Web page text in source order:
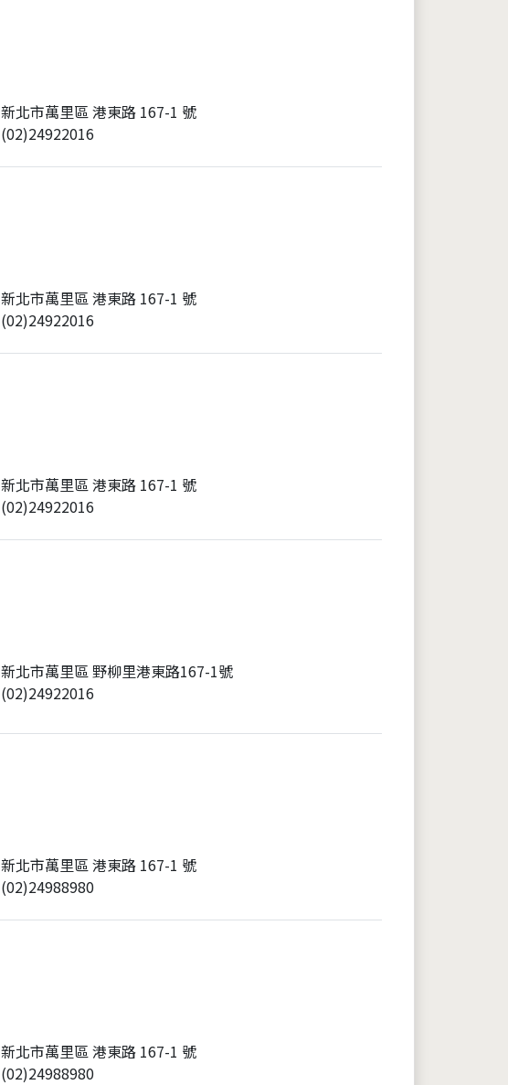
新北市萬里區 港東路 167-1 號
(02)24922016
新北市萬里區 港東路 167-1 號
(02)24922016
新北市萬里區 港東路 167-1 號
(02)24922016
新北市萬里區 野柳里港東路167-1號
(02)24922016
新北市萬里區 港東路 167-1 號
(02)24988980
新北市萬里區 港東路 167-1 號
(02)24988980